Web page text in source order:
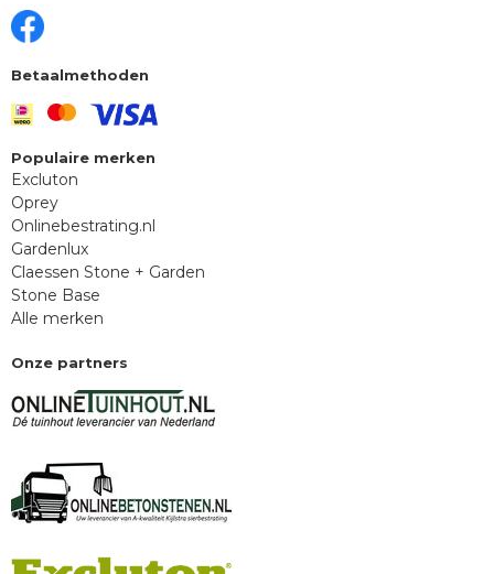
Betaalmethoden
Populaire merken
Excluton
Oprey
Onlinebestrating.nl
Gardenlux
Claessen Stone + Garden
Stone Base
Alle merken
Onze partners